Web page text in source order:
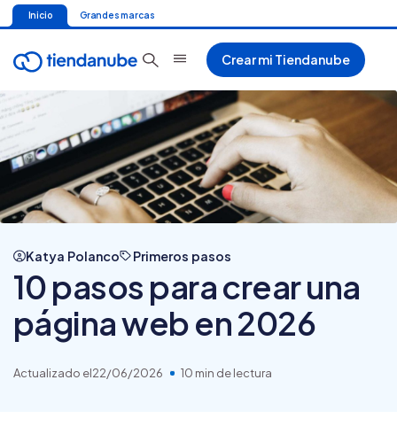
Inicio Grandes marcas
Crear mi Tiendanube
Katya Polanco Primeros pasos
10 pasos para crear una
página web en 2026
Actualizado el22/06/2026 10 min de lectura